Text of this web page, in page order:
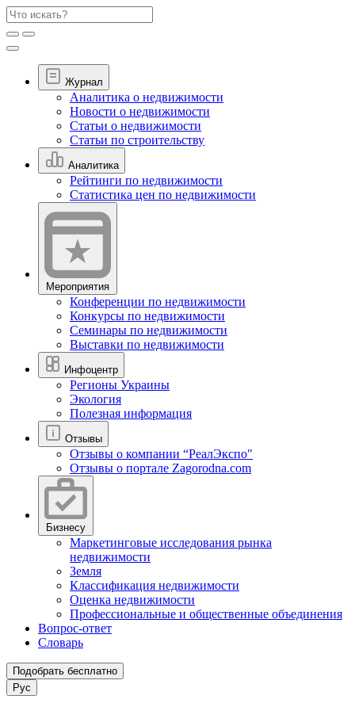
Журнал
Аналитика о недвижимости
Новости о недвижимости
Статьи о недвижимости
Статьи по строительству
Аналитика
Рейтинги по недвижимости
Статистика цен по недвижимости
Мероприятия
Конференции по недвижимости
Конкурсы по недвижимости
Семинары по недвижимости
Выставки по недвижимости
Инфоцентр
Регионы Украины
Экология
Полезная информация
Отзывы
Отзывы о компании “РеалЭкспо"
Отзывы о портале Zagorodna.com
Бизнесу
Маркетинговые исследования рынка
недвижимости
Земля
Классификация недвижимости
Оценка недвижимости
Профессиональные и общественные объединения
Вопрос-ответ
Словарь
Подобрать бесплатно
Рус